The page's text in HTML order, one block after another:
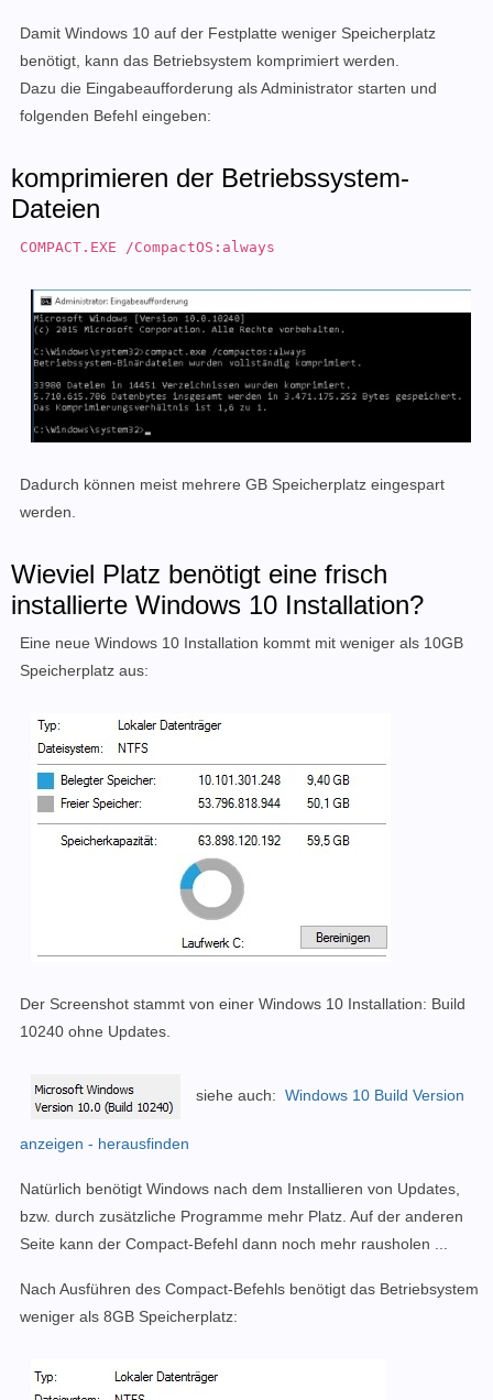
Damit Windows 10 auf der Festplatte weniger Speicherplatz
benötigt, kann das Betriebsystem komprimiert werden.
Dazu die Eingabeaufforderung als Administrator starten und
folgenden Befehl eingeben:
komprimieren der Betriebssystem-
Dateien
COMPACT.EXE /CompactOS:always
Dadurch können meist mehrere GB Speicherplatz eingespart
werden.
Wieviel Platz benötigt eine frisch
installierte Windows 10 Installation?
Eine neue Windows 10 Installation kommt mit weniger als 10GB
Speicherplatz aus:
Der Screenshot stammt von einer Windows 10 Installation: Build
10240 ohne Updates.
siehe auch: Windows 10 Build Version
anzeigen - herausfinden
Natürlich benötigt Windows nach dem Installieren von Updates,
bzw. durch zusätzliche Programme mehr Platz. Auf der anderen
Seite kann der Compact-Befehl dann noch mehr rausholen ...
Nach Ausführen des Compact-Befehls benötigt das Betriebsystem
weniger als 8GB Speicherplatz: